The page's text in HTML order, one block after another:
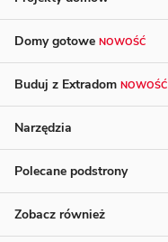
Domy gotowe NOWOŚĆ
Buduj z Extradom NOWOŚĆ
Narzędzia
Polecane podstrony
Zobacz również